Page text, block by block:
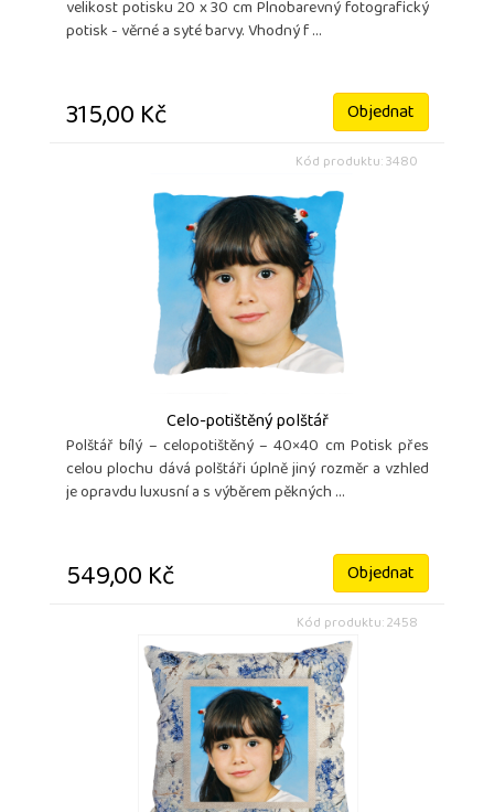
velikost potisku 20 x 30 cm Plnobarevný fotografický
potisk - věrné a syté barvy. Vhodný f ...
315,00 Kč Objednat
Kód produktu: 3480
Celo-potištěný polštář
Polštář bílý – celopotištěný – 40×40 cm Potisk přes
celou plochu dává polštáři úplně jiný rozměr a vzhled
je opravdu luxusní a s výběrem pěkných ...
549,00 Kč Objednat
Kód produktu: 2458